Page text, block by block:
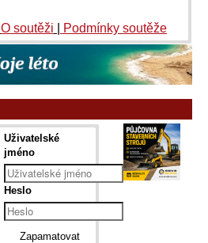
O soutěži Podmínky soutěže
Uživatelské
jméno
Heslo
Zapamatovat